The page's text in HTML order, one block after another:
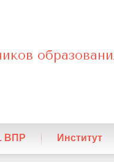
ВПР Институт